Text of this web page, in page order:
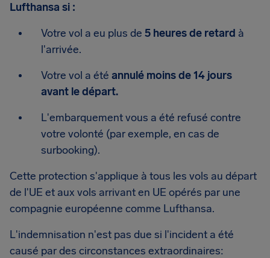
Lufthansa si :
Votre vol a eu plus de 5 heures de retard à
l'arrivée.
Votre vol a été annulé moins de 14 jours
avant le départ.
L'embarquement vous a été refusé contre
votre volonté (par exemple, en cas de
surbooking).
Cette protection s'applique à tous les vols au départ
de l'UE et aux vols arrivant en UE opérés par une
compagnie européenne comme Lufthansa.
L'indemnisation n'est pas due si l'incident a été
causé par des circonstances extraordinaires: